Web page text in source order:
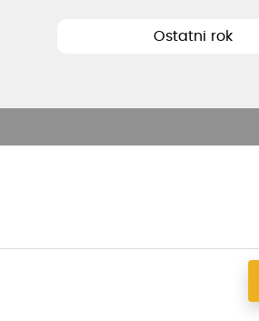
Ostatni rok